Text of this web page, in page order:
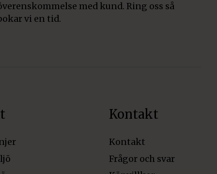
med kund. Ring oss så
vi en tid.
Kontakt
Kontakt
Frågor och svar